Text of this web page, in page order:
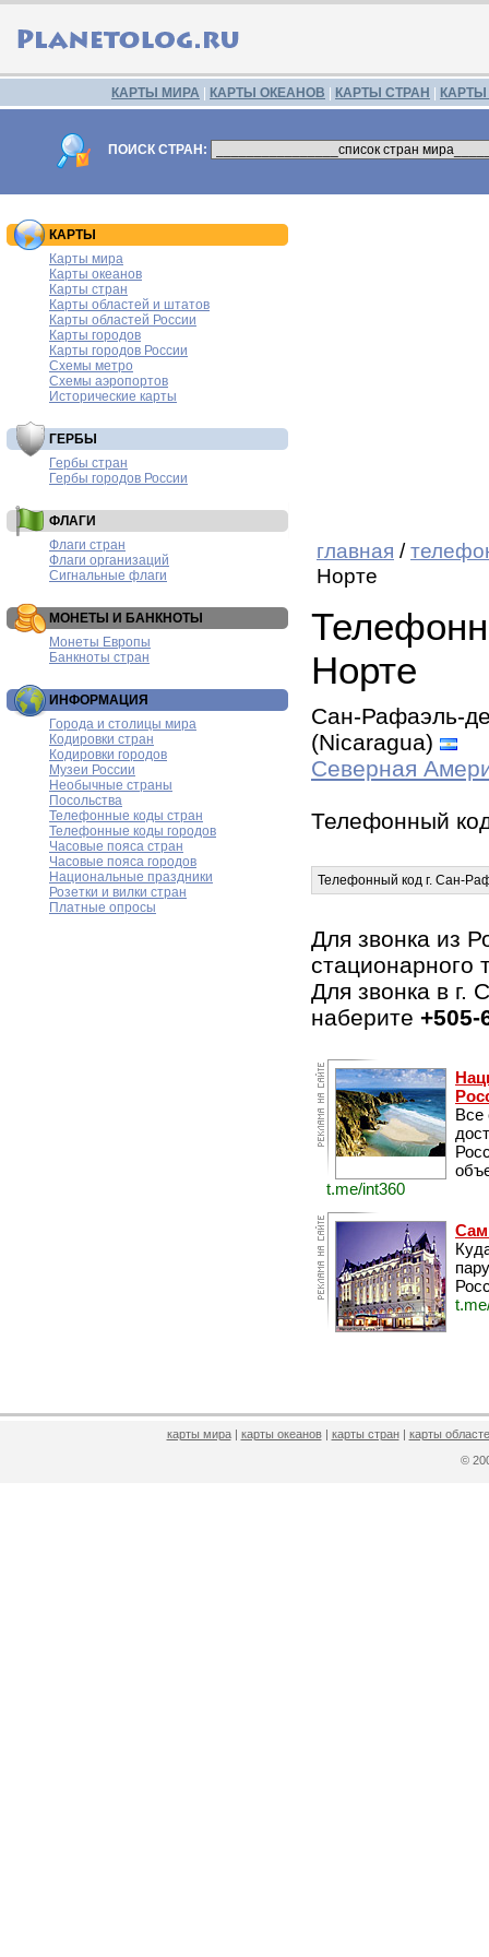
КАРТЫ МИРА КАРТЫ ОКЕАНОВ КАРТЫ СТРАН
ПОИСК СТРАН:
КАРТЫ
Карты мира
Карты океанов
Карты стран
Карты областей и штатов
Карты областей России
Карты городов
Карты городов России
Схемы метро
Схемы аэропортов
Исторические карты
ГЕРБЫ
Гербы стран
Гербы городов России
ФЛАГИ
Флаги стран
Флаги организаций
Сигнальные флаги
МОНЕТЫ И БАНКНОТЫ
Монеты Европы
Банкноты стран
ИНФОРМАЦИЯ
Города и столицы мира
Кодировки стран
Кодировки городов
Музеи России
Необычные страны
Посольства
Телефонные коды стран
Телефонные коды городов
Часовые пояса стран
Часовые пояса городов
Национальные праздники
Розетки и вилки стран
Платные опросы
главная /
Норте
Норте
Сан-Рафаэль-
(Nicaragua)
Северная
Телефонный
Телефонный код г. Сан-
Для звонка из
Для звонка в г.
наберите +505-
Все
t.me/int360
карты мира| карты океанов| карты стран| карты
©